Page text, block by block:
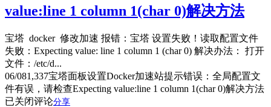
value:line 1 column 1(char 0)解决方法
宝塔 docker 修改加速 报错：宝塔 设置失败！读取配置文件
失败：Expecting value: line 1 column 1 (char 0) 解决办法： 打开
文件：/etc/d...
06/081,337宝塔面板设置Docker加速站提示错误：全局配置文
件有误，请检查Expecting value:line 1 column 1(char 0)解决方法
已关闭评论分享